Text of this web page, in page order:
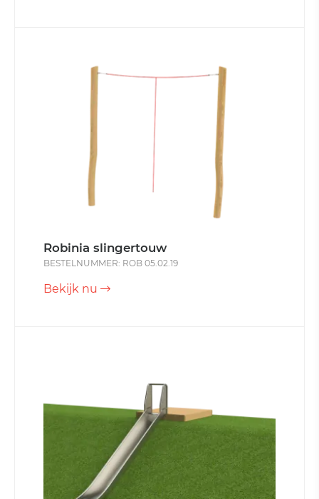
Robinia slingertouw
BESTELNUMMER: ROB 05.02.19
Bekijk nu